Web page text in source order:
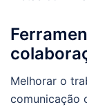
Melhorar o
comunicação